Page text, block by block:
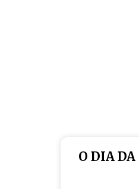
O DIA